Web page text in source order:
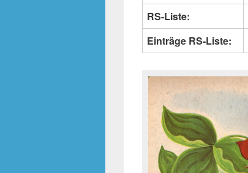
RS-Liste:
Einträge RS-Liste: